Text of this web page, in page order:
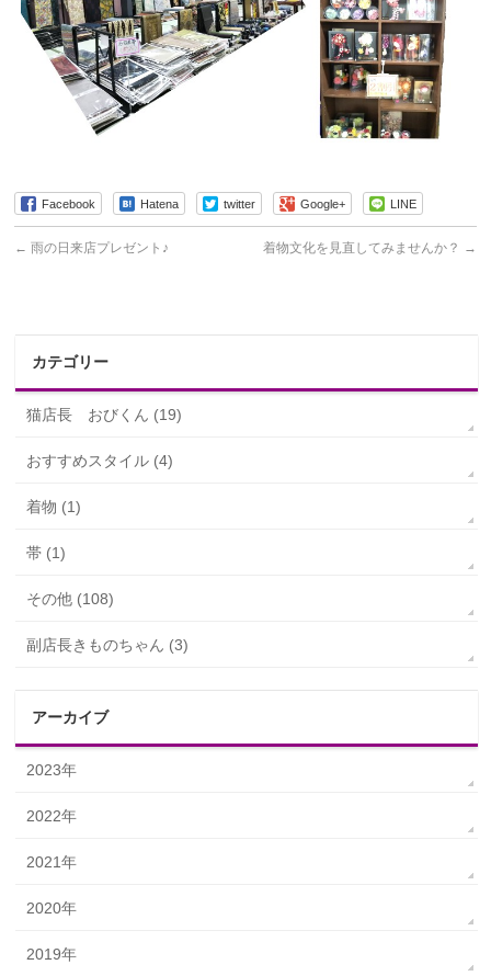
Facebook Hatena twitter Google+ LINE
← 雨の日来店プレゼント♪ 着物文化を見直してみませんか？ →
カテゴリー
猫店長 おびくん (19)
おすすめスタイル (4)
着物 (1)
帯 (1)
その他 (108)
副店長きものちゃん (3)
アーカイブ
2023年
2022年
2021年
2020年
2019年